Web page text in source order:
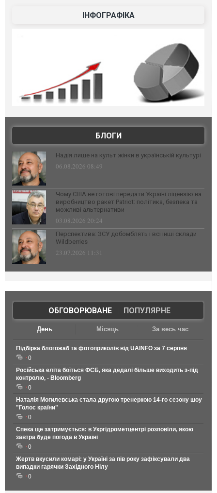
ІНФОГРАФІКА
БЛОГИ
Надія лише на культ жінки в українській культурі
06.08.2026 08:49
Чому США не готові передати Україні ліцензію на
виробництво ракет Patriot: політика, безпека та
можливі альтернативи
03.08.2026 20:24
Перспектива: ЗСУ добомблять і всі інші склади
Wildberries
23.07.2026 11:31
ОБГОВОРЮВАНЕ| ПОПУЛЯРНЕ
День Місяць За весь час
Підбірка блогожаб та фотоприколів від UAINFO за 7 серпня
0
Російська еліта боїться ФСБ, яка дедалі більше виходить з-під
контролю, - Bloomberg
0
Наталія Могилевська стала другою тренеркою 14-го сезону шоу
"Голос країни"
0
Спека ще затримується: в Укргідрометцентрі розповіли, якою
завтра буде погода в Україні
0
Жертв вкусили комарі: у Україні за пів року зафіксували два
випадки гарячки Західного Нілу
0